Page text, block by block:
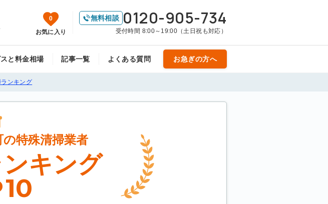
0
お気に入り
無料相談 0120-905-734
受付時間 8:00～19:00（土日祝も対応）
と料金相場 記事一覧 よくある質問 お急ぎの方へ
ンキング
の特殊清掃業者
キング
10